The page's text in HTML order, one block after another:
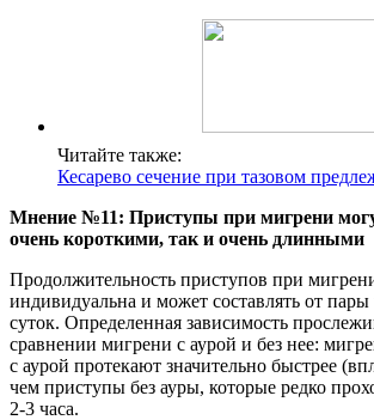
Читайте также:
Кесарево сечение при тазовом
Мнение №11: Приступы при мигрени
очень короткими, так и очень длинными
Продолжительность приступов при
индивидуальна и может составлять от пары
суток. Определенная зависимость
сравнении мигрени с аурой и без нее:
с аурой протекают значительно быстрее
чем приступы без ауры, которые редко
2-3 часа.